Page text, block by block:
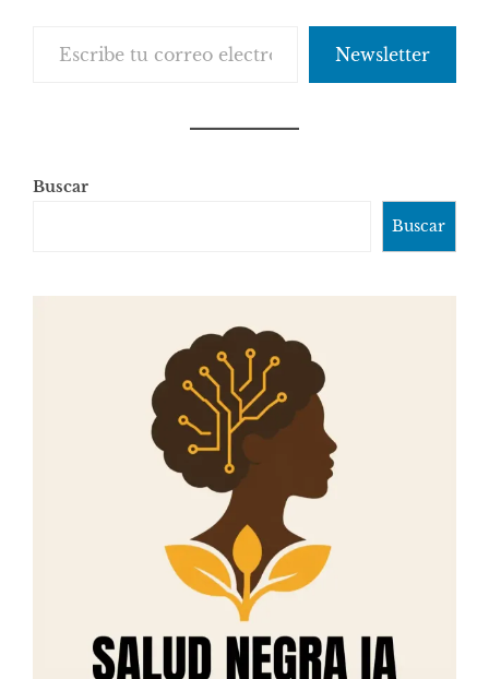
Newsletter
Buscar
Buscar